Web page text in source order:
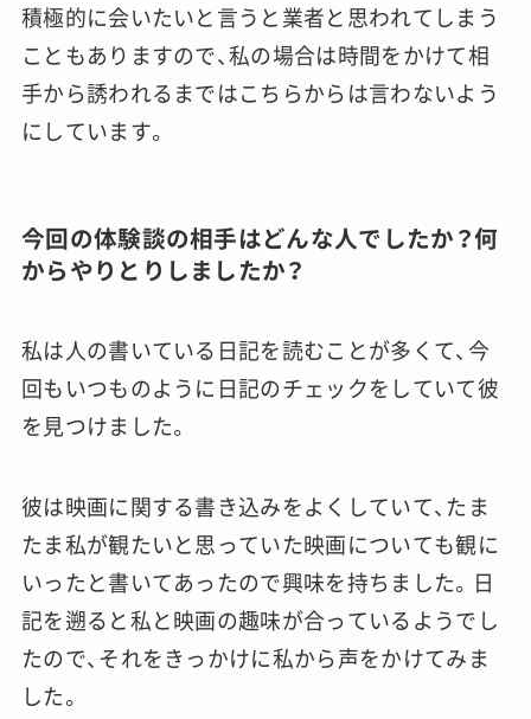
積極的に会いたいと言うと業者と思われてしまう
こともありますので、私の場合は時間をかけて相
手から誘われるまではこちらからは言わないよう
にしています。
今回の体験談の相手はどんな人でしたか？何
からやりとりしましたか？
私は人の書いている日記を読むことが多くて、今
回もいつものように日記のチェックをしていて彼
を見つけました。
彼は映画に関する書き込みをよくしていて、たま
たま私が観たいと思っていた映画についても観に
いったと書いてあったので興味を持ちました。日
記を遡ると私と映画の趣味が合っているようでし
たので、それをきっかけに私から声をかけてみま
した。